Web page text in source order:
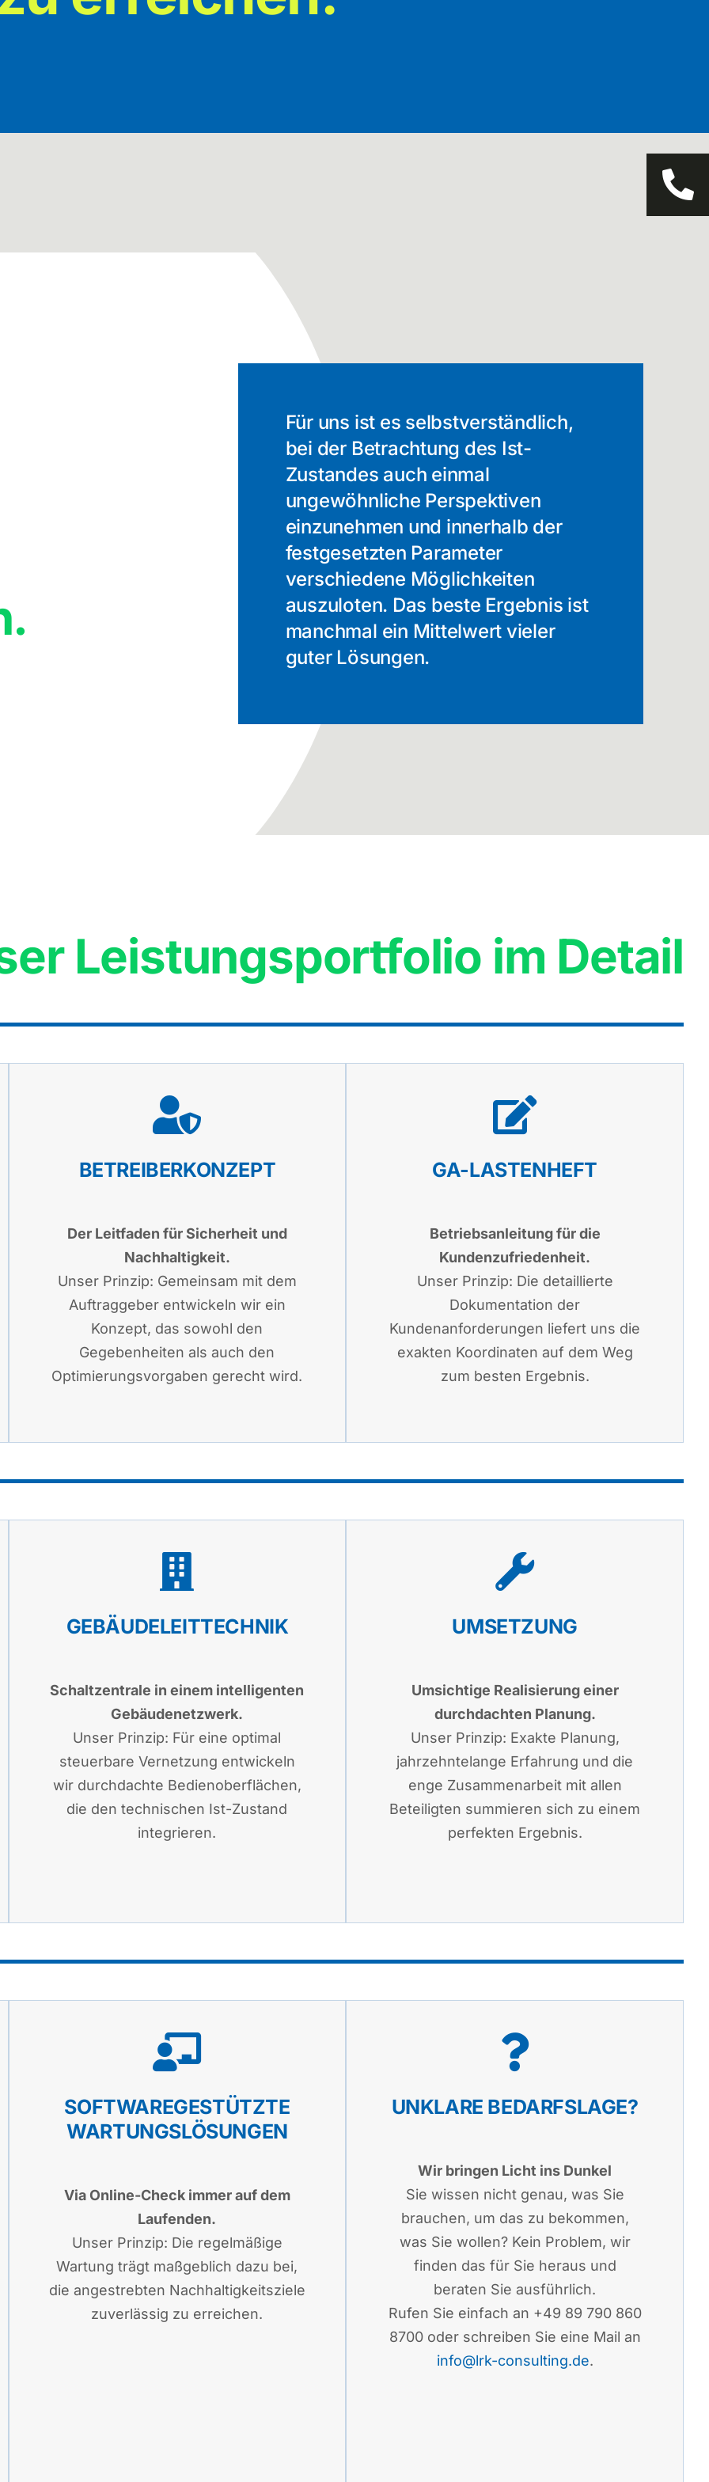
Für uns ist es selbstverständlich,
bei der Betrachtung des Ist-
Zustandes auch einmal
ungewöhnliche Perspektiven
einzunehmen und innerhalb der
festgesetzten Parameter
verschiedene Möglichkeiten
auszuloten. Das beste Ergebnis ist
manchmal ein Mittelwert vieler
guter Lösungen.
Leistungsportfolio im Detail
BETREIBERKONZEPT
Der Leitfaden für Sicherheit und
Nachhaltigkeit.
Unser Prinzip: Gemeinsam mit dem
Auftraggeber entwickeln wir ein
Konzept, das sowohl den
Gegebenheiten als auch den
Optimierungsvorgaben gerecht wird.
GA-LASTENHEFT
Betriebsanleitung für die
Kundenzufriedenheit.
Unser Prinzip: Die detaillierte
Dokumentation der
Kundenanforderungen liefert uns die
exakten Koordinaten auf dem Weg
zum besten Ergebnis.
GEBÄUDELEITTECHNIK
Schaltzentrale in einem intelligenten
Gebäudenetzwerk.
Unser Prinzip: Für eine optimal
steuerbare Vernetzung entwickeln
wir durchdachte Bedienoberflächen,
die den technischen Ist-Zustand
integrieren.
UMSETZUNG
Umsichtige Realisierung einer
durchdachten Planung.
Unser Prinzip: Exakte Planung,
jahrzehntelange Erfahrung und die
enge Zusammenarbeit mit allen
Beteiligten summieren sich zu einem
perfekten Ergebnis.
SOFTWAREGESTÜTZTE
WARTUNGSLÖSUNGEN
Via Online-Check immer auf dem
Laufenden.
Unser Prinzip: Die regelmäßige
Wartung trägt maßgeblich dazu bei,
die angestrebten Nachhaltigkeitsziele
zuverlässig zu erreichen.
UNKLARE BEDARFSLAGE?
Wir bringen Licht ins Dunkel
Sie wissen nicht genau, was Sie
brauchen, um das zu bekommen,
was Sie wollen? Kein Problem, wir
finden das für Sie heraus und
beraten Sie ausführlich.
Rufen Sie einfach an +49 89 790 860
8700 oder schreiben Sie eine Mail an
info@lrk-consulting.de.